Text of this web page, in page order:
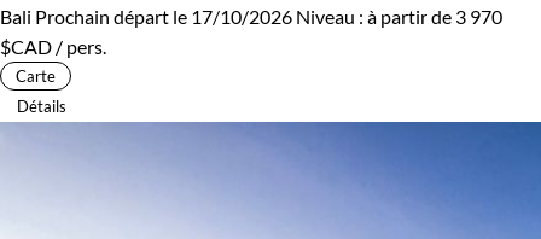
Bali Prochain départ le 17/10/2026 Niveau : à partir de 3 970
$CAD / pers.
Carte
Détails